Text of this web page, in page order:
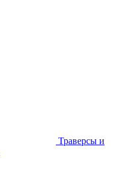
Траверсы и